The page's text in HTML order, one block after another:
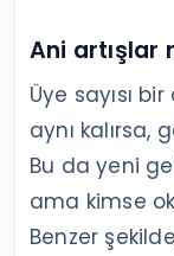
Ani artışlar
Üye sayısı
aynı kalırsa,
Bu da yeni
ama kimse
Benzer